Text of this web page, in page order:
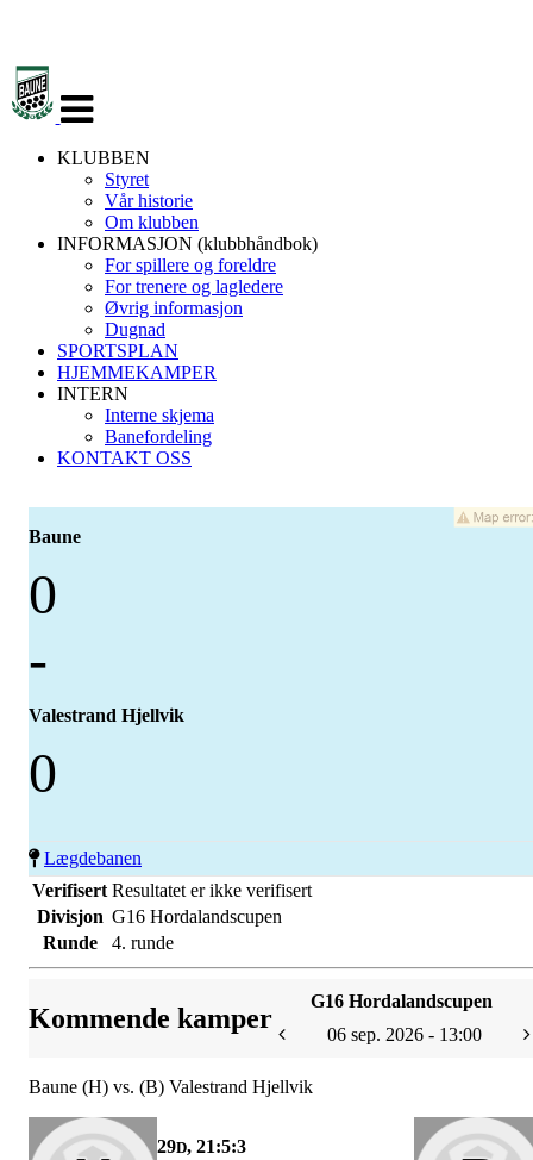
navigasjon
KLUBBEN
Styret
Vår historie
Om klubben
INFORMASJON (klubbhåndbok)
For spillere og foreldre
For trenere og lagledere
Øvrig informasjon
Dugnad
SPORTSPLAN
HJEMMEKAMPER
INTERN
Interne skjema
Banefordeling
KONTAKT OSS
Baune
0
-
Valestrand Hjellvik
0
Lægdebanen
Verifisert Resultatet er ikke verifisert
Divisjon G16 Hordalandscupen
Runde
4. runde
Kommende kamper
G16 Hordalandscupen
06 sep. 2026 - 13:00
Baune (H) vs. (B) Valestrand Hjellvik
29D, 21:5:3